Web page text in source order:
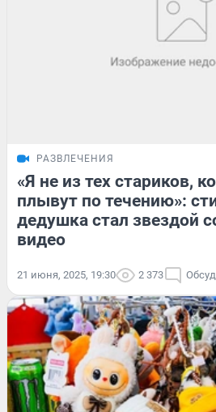
РАЗВЛЕЧЕНИЯ
«Я не из тех стариков,
плывут по течению»:
дедушка стал звездой
видео
21 июня, 2025, 19:30 2 373